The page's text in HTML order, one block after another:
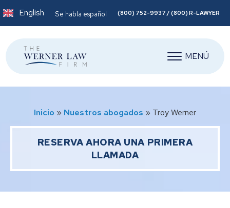
English Se habla español (800) 752-9937 / (800) R-LAWYER
MENÚ
Inicio » Nuestros abogados » Troy Werner
RESERVA AHORA UNA PRIMERA
LLAMADA